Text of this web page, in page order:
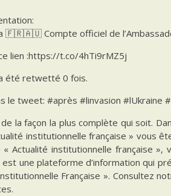
🇫🇷🇦🇺 Compte officiel de
lien :https://t.co/4hTi9rMZ5j
été retwetté 0 fois.
le tweet: #après #linvasion #lUkraine
la façon la plus complète qui soit.
institutionnelle française » vous
Actualité institutionnelle française
une plateforme d’information qui
Française ». Consultez